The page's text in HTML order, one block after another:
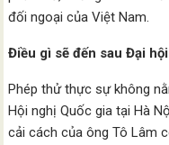
đối ngoại của Việt Nam.
Điều gì sẽ đến sau Đại
Phép thử thực sự không
Hội nghị Quốc gia tại Hà
cải cách của ông Tô Lâm